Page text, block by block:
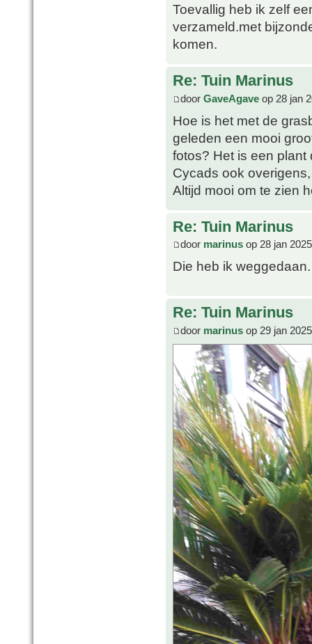
Toevallig heb ik zelf
verzameld.met
komen.
Re: Tuin Marinus
door GaveAgave op 28 jan
Hoe is het met de
geleden een mooi
fotos? Het is een plant
Cycads ook
Altijd mooi om te zien
Re: Tuin Marinus
door marinus op 28 jan
Die heb ik
Re: Tuin Marinus
door marinus op 29 jan